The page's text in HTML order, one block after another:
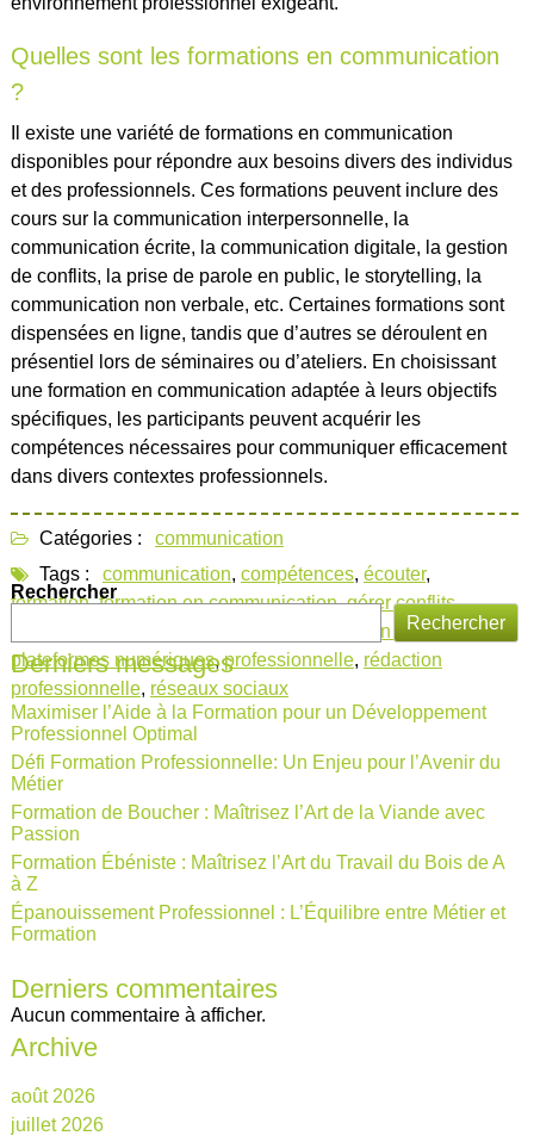
Quelles sont les formations en communication
?
Il existe une variété de formations en communication
disponibles pour répondre aux besoins divers des individus
et des professionnels. Ces formations peuvent inclure des
cours sur la communication interpersonnelle, la
communication écrite, la communication digitale, la gestion
de conflits, la prise de parole en public, le storytelling, la
communication non verbale, etc. Certaines formations sont
dispensées en ligne, tandis que d’autres se déroulent en
présentiel lors de séminaires ou d’ateliers. En choisissant
une formation en communication adaptée à leurs objectifs
spécifiques, les participants peuvent acquérir les
compétences nécessaires pour communiquer efficacement
dans divers contextes professionnels.
Catégories :
communication
Tags :
communication, compétences, écouter,
formation,formation en communication,gérer conflits,
outils communication modernes,
plateformes numériques,professionnelle, rédaction
professionnelle, réseaux sociaux
Rechercher
Rechercher
Derniers messages
Maximiser l’Aide à la Formation pour un Développement
Professionnel Optimal
Défi Formation Professionnelle: Un Enjeu pour l’Avenir du
Métier
Formation de Boucher : Maîtrisez l’Art de la Viande avec
Passion
Formation Ébéniste : Maîtrisez l’Art du Travail du Bois de A
à Z
Épanouissement Professionnel : L’Équilibre entre Métier et
Formation
Derniers commentaires
Aucun commentaire à afficher.
Archive
août 2026
juillet 2026